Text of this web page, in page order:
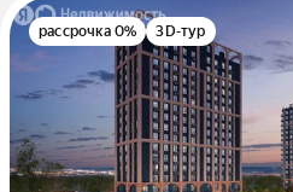
рассрочка 0% 3D-тур